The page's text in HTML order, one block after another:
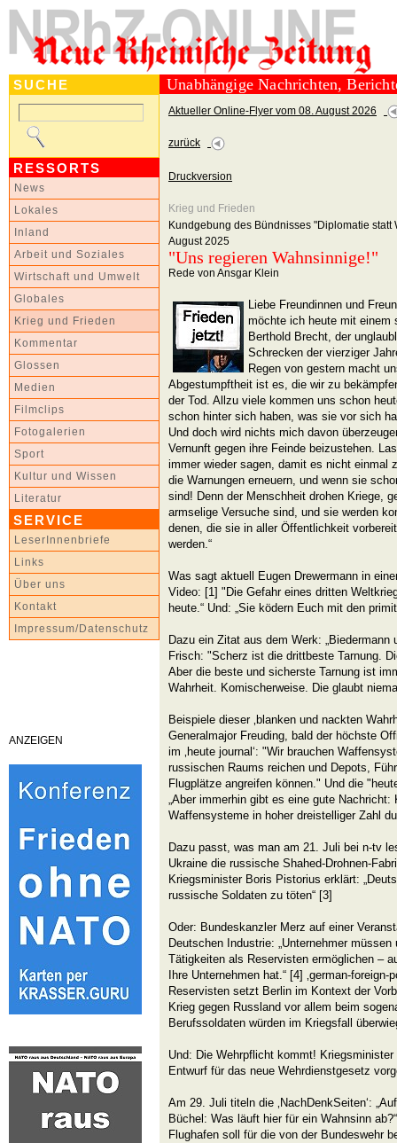
SUCHE
RESSORTS
News
Lokales
Inland
Arbeit und Soziales
Wirtschaft und Umwelt
Globales
Krieg und Frieden
Kommentar
Glossen
Medien
Filmclips
Fotogalerien
Sport
Kultur und Wissen
Literatur
SERVICE
LeserInnenbriefe
Links
Über uns
Kontakt
Impressum/Datenschutz
ANZEIGEN
Unabhängige Nachrichten,
Aktueller Online-Flyer vom 08. August 2026
zurück
Druckversion
Krieg und Frieden
Kundgebung des Bündnisses "Diplomatie statt
August 2025
"Uns regieren Wahnsinnige!"
Rede von Ansgar Klein
Liebe Freundinnen und
möchte ich heute mit einem
Berthold Brecht, der
Schrecken der vierziger
Regen von gestern macht
Abgestumpftheit ist es, die wir zu
der Tod. Allzu viele kommen uns schon
schon hinter sich haben, was sie vor sich
Und doch wird nichts mich davon
Vernunft gegen ihre Feinde beizustehen.
immer wieder sagen, damit es nicht einmal
die Warnungen erneuern, und wenn sie
sind! Denn der Menschheit drohen Kriege,
armselige Versuche sind, und sie werden
denen, die sie in aller Öffentlichkeit
werden.“
Was sagt aktuell Eugen Drewermann in
Video: [1] "Die Gefahr eines dritten
heute.“ Und: „Sie ködern Euch mit den
Dazu ein Zitat aus dem Werk: „Biedermann
Frisch: "Scherz ist die drittbeste Tarnung.
Aber die beste und sicherste Tarnung ist
Wahrheit. Komischerweise. Die glaubt
Beispiele dieser ‚blanken und nackten
Generalmajor Freuding, bald der höchste
im ‚heute journal‘: "Wir brauchen
russischen Raums reichen und Depots,
Flugplätze angreifen können." Und die
„Aber immerhin gibt es eine gute Nachricht:
Waffensysteme in hoher dreistelliger Zahl
Dazu passt, was man am 21. Juli bei n-tv
Ukraine die russische Shahed-Drohnen-
Kriegsminister Boris Pistorius erklärt:
russische Soldaten zu töten“ [3]
Oder: Bundeskanzler Merz auf einer
Deutschen Industrie: „Unternehmer
Tätigkeiten als Reservisten ermöglichen –
Ihre Unternehmen hat.“ [4] ‚german-foreign-
Reservisten setzt Berlin im Kontext der
Krieg gegen Russland vor allem beim
Berufssoldaten würden im Kriegsfall
Und: Die Wehrpflicht kommt!
Entwurf für das neue Wehrdienstgesetz
Am 29. Juli titeln die ‚NachDenkSeiten‘:
Büchel: Was läuft hier für ein Wahnsinn
Flughafen soll für die von der Bundeswehr